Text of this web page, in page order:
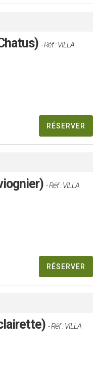
- Réf : VILLA
RÉSERVER
- Réf : VILLA
RÉSERVER
- Réf : VILLA